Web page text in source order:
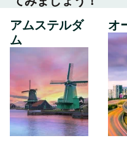
アムステルダ
ム
オ